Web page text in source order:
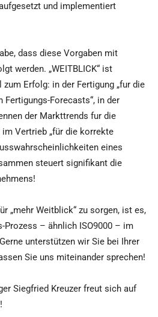
und implementiert
dass diese Vorgaben mit
werden. „WEITBLICK“ ist
Erfolg: in der Fertigung „fur die
Fertigungs-Forecasts“, in der
der Markttrends fur die
Vertrieb „für die korrekte
eines
steuert signifikant die
„mehr Weitblick“ zu sorgen, ist es,
Prozess – ähnlich ISO9000 – im
unterstützen wir Sie bei Ihrer
Sie uns miteinander sprechen!
Siegfried Kreuzer freut sich auf